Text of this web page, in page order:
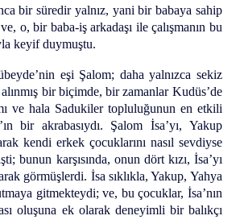
bir süredir yalnız, yani bir babaya sahip
ve, o, bir baba-iş arkadaşı ile çalışmanın bu
keyif duymuştu.
eşi Şalom; daha yalnızca sekiz
bir biçimde, bir zamanlar Kudüs’de
ve hala Sadukiler topluluğunun en etkili
bir akrabasıydı. Şalom İsa’yı, Yakup
kendi erkek çocuklarını nasıl sevdiyse
bunun karşısında, onun dört kızı, İsa’yı
görmüşlerdi. İsa sıklıkla, Yakup, Yahya
gitmekteydi; ve, bu çocuklar, İsa’nın
oluşuna ek olarak deneyimli bir balıkçı